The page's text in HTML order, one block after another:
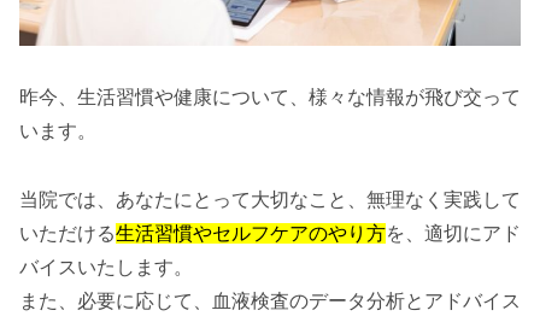
昨今、生活習慣や健康について、様々な情報が飛び交って
います。
当院では、あなたにとって大切なこと、無理なく実践して
いただける生活習慣やセルフケアのやり方を、適切にアド
バイスいたします。
また、必要に応じて、血液検査のデータ分析とアドバイス